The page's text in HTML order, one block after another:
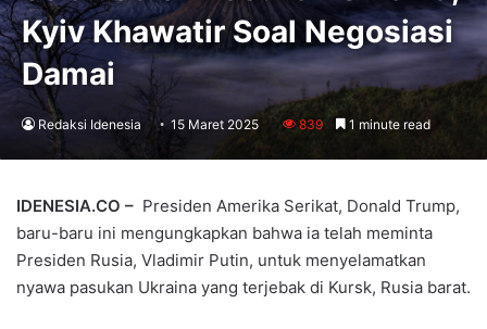
Kyiv Khawatir Soal Negosiasi
Damai
Redaksi Idenesia 15 Maret 2025 839 1 minute read
IDENESIA.CO – Presiden Amerika Serikat, Donald Trump,
baru-baru ini mengungkapkan bahwa ia telah meminta
Presiden Rusia, Vladimir Putin, untuk menyelamatkan
nyawa pasukan Ukraina yang terjebak di Kursk, Rusia barat.